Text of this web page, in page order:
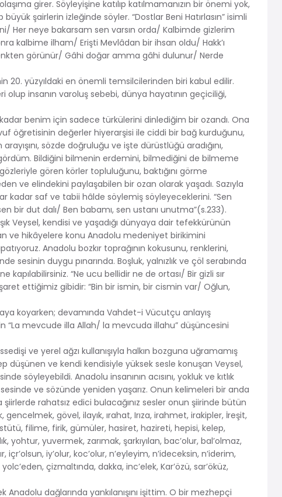
girer. Söyleyişine katılıp katılmamanızın bir önemi yok,
şairlerin izleğinde söyler. “Dostlar Beni Hatırlasın” isimli
Her neye bakarsam sen varsın orda/ Kalbimde gizlerim
kalbime ilham/ Erişti Mevlâdan bir ihsan oldu/ Hakk’ı
görünür/ Gâhi doğar amma gâhi dulunur/ Nerde
20. yüzyıldaki en önemli temsilcilerinden biri kabul edilir.
insanın varoluş sebebi, dünya hayatının geçiciliği,
kadar benim için sadece türkülerini dinlediğim bir ozandı. Ona
öğretisinin değerler hiyerarşisi ile ciddi bir bağ kurduğunu,
sözde doğruluğu ve işte dürüstlüğü aradığını,
Bildiğini bilmenin erdemini, bilmediğini de bilmeme
gören körler topluluğunu, baktığını görme
ve elindekini paylaşabilen bir ozan olarak yaşadı. Sazıyla
kadar saf ve tabii hâlde söylemiş söyleyeceklerini. “Sen
bir dut dalı/ Ben babamı, sen ustanı unutma”(s.233).
Veysel, kendisi ve yaşadığı dünyaya dair tefekkürünün
ve hikâyelere konu Anadolu medeniyet birikimini
Anadolu bozkır toprağının kokusunu, renklerini,
sesinin duygu pınarında. Boşluk, yalnızlık ve çöl serabında
“Ne ucu bellidir ne de ortası/ Bir gizli sır
ettiğimiz gibidir: “Bin bir ismin, bir cismin var/ Oğlun,
koyarken; devamında Vahdet-i Vücutçu anlayış
“La mevcude illa Allah/ la mevcuda illahu” düşüncesini
ve yerel ağzı kullanışıyla halkın bozguna uğramamış
düşünen ve kendi kendisiyle yüksek sesle konuşan Veysel,
söyleyebildi. Anadolu insanının acısını, yokluk ve kıtlık
ve sözünde yeniden yaşarız. Onun kelimeleri bir anda
rahatsız edici bulacağınız sesler onun şiirinde bütün
gencelmek, gövel, ilayık, ırahat, Irıza, irahmet, irakipler, İreşit,
filime, firik, gümüler, hasiret, hazireti, hepisi, kelep,
yuvermek, zarımak, şarkıyılan, bac’olur, bal’olmaz,
içr’olsun, iy’olur, koc’olur, n’eyleyim, n’ideceksin, n’iderim,
çizmaltında, dakka, inc’elek, Kar’özü, sar’öküz,
Anadolu dağlarında yankılanışını işittim. O bir mezhepçi